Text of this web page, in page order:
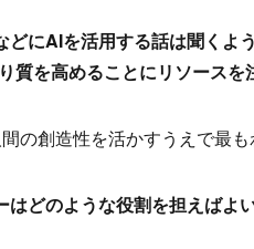
にAIを活用する話は聞くよ
質を高めることにリソースを
の創造性を活かすうえで最も
どのような役割を担えばよ